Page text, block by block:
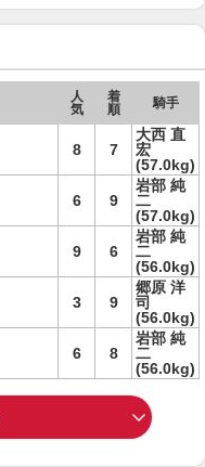
人
気
着
順
騎手
8 7
大西 直
宏
(57.0kg)
6 9
岩部 純
二
(57.0kg)
9 6
岩部 純
二
(56.0kg)
3 9
郷原 洋
司
(56.0kg)
6 8
岩部 純
二
(56.0kg)